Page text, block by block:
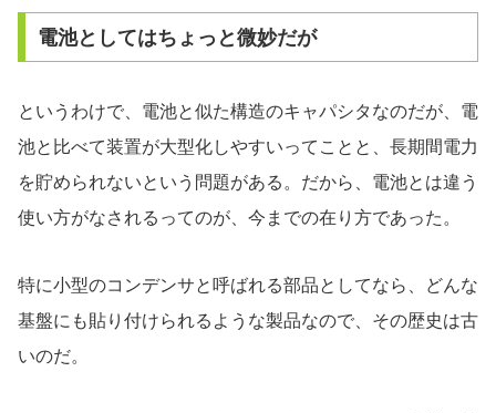
電池としてはちょっと微妙だが
というわけで、電池と似た構造のキャパシタなのだが、電
池と比べて装置が大型化しやすいってことと、長期間電力
を貯められないという問題がある。だから、電池とは違う
使い方がなされるってのが、今までの在り方であった。
特に小型のコンデンサと呼ばれる部品としてなら、どんな
基盤にも貼り付けられるような製品なので、その歴史は古
いのだ。